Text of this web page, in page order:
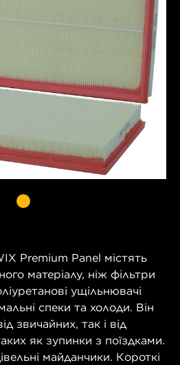
Premium Panel містять
матеріалу, ніж фільтри
ущільнювачі
спеки та холоди. Він
звичайних, так і від
як зупинки з поїздками.
майданчики. Короткі